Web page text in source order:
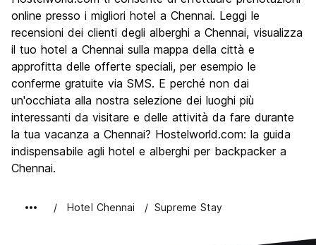
Luoghi di interesse culturale
Festa / Vita notturna
4.5
Qualita' Prezzo
online presso i migliori hotel a Chennai. Leggi le
recensioni dei clienti degli alberghi a Chennai, visualizza
il tuo hotel a Chennai sulla mappa della città e
approfitta delle offerte speciali, per esempio le
conferme gratuite via SMS. E perché non dai
un'occhiata alla nostra selezione dei luoghi più
interessanti da visitare e delle attività da fare durante
la tua vacanza a Chennai? Hostelworld.com: la guida
indispensabile agli hotel e alberghi per backpacker a
Chennai.
Hotel Chennai Supreme Stay